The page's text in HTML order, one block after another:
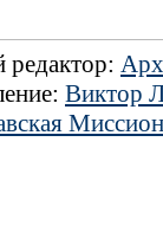
редактор:
Виктор